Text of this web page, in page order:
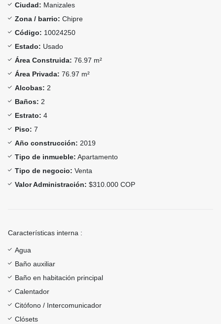
Ciudad: Manizales
Zona / barrio: Chipre
Código: 10024250
Estado: Usado
Área Construida: 76.97 m²
Área Privada: 76.97 m²
Alcobas: 2
Baños: 2
Estrato: 4
Piso: 7
Año construcción: 2019
Tipo de inmueble: Apartamento
Tipo de negocio: Venta
Valor Administración: $310.000 COP
Características interna :
Agua
Baño auxiliar
Baño en habitación principal
Calentador
Citófono / Intercomunicador
Clósets